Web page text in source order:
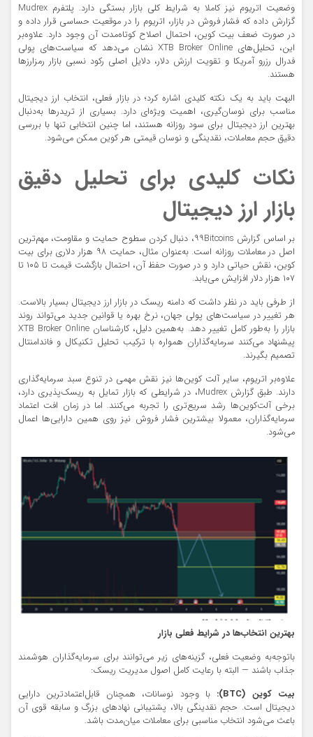
وضعیت اتریوم نیز کاملا به شرایط کلی بازار بستگی دارد. پلتفرم Mudrex
گزارش داده که فشار فروش در بازار، اتریوم را در موقعیت حساسی قرار داده و
در صورت ضعف بیت کوین، احتمال اصلاح کوتاه‌مدت آن وجود دارد. علاوه‌بر
این، تحلیل‌های XTB Broker Online نشان می‌دهد که سیاست‌های پولی
فدرال رزرو آمریکا و تقویت ارزش دلار، دلایل اصلی رکود نسبی بازار رمزارز‌ها
هستند.
البهت باید به یک نکته کلیدی اشاره کرد؛ در بازار فعلی، انتخاب ارز دیجیتال
مناسب برای نوسان‌گیری، اهمیت ویژه‌ای دارد. بسیاری از تریدر‌ها به‌دنبال
بهترین ارز دیجیتال برای سود روزانه هستند، اما چنین انتخابی تنها با بررسی
دقیق حجم معاملات، نقدینگی و نوسان قیمتی هر کوین ممکن می‌شود.
نکات کلیدی برای تحلیل دقیق
بازار ارز دیجیتال
بر اساس گزارش ۹۹Bitcoins، دنبال کردن سطوح حمایت و مقاومت، مهم‌ترین
اصل در معاملات روزانه است. به‌عنوان مثال، حمایت ۹۸ هزار دلاری برای بیت
کوین، نقش حیاتی دارد و در صورت حفظ آن، احتمال بازگشت قیمت تا ۱۰۵ تا
۱۰۷ هزار دلار افزایش می‌یابد.
از طرفی باید در نظر داشت که دامنه ریسک در بازار ارز دیجیتال بسیار بالاست.
هر تغییر در سیاست‌های پولی جهان، نرخ بهره یا قوانین جدید می‌تواند روند
بازار را به‌طور کامل تغییر دهد. به‌همین دلیل، کارشناسان XTB Broker Online
پیشنهاد می‌کنند سرمایه‌گذاران همواره با ترکیب تحلیل تکنیکال و فاندامنتال
تصمیم بگیرند.
علاوه‌بر اتریوم، سایر آلت کوین‌ها نیز نقش مهمی در تنوع سبد سرمایه‌گذاری
دارند. طبق گزارش Mudrex، در شرایطی که بازار تمایل به ریسک‌پذیری دارد،
برخی آلت‌کوین‌ها رشد سریع‌تری را تجربه می‌کنند. اما در زمان افت اعتماد
سرمایه‌گذاران، معمولا بیشترین فشار فروش نیز روی همین دارایی‌ها اعمال
می‌شود.
بهترین انتخاب‌ها در شرایط فعلی بازار
باتوجه‌به وضعیت فعلی، گزینه‌های زیر می‌توانند برای سرمایه‌گذاران هوشمند
جذاب باشند — البته با رعایت کامل اصول مدیریت ریسک:
بیت کوین (BTC):
با وجود نوسانات، همچنان قابل‌اعتمادترین دارایی
دیجیتال است. حجم نقدینگی بالا، پشتیبانی نهاد‌های بزرگ و سابقه قوی آن
باعث می‌شود انتخاب مناسبی برای معاملات میان‌مدت باشد.